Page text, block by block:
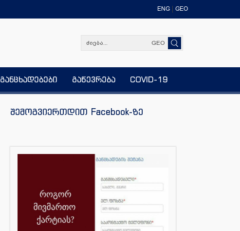
ENG GEO
GEO
განცხადებები გაწევრება COVID-19
შემოგვიერთდით Facebook-ზე